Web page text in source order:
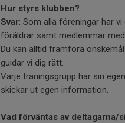
Hur styrs klubben?
Svar: Som alla föreningar har
föräldrar samt medlemmar
Du kan alltid framföra
guidar vi dig rätt.
Varje träningsgrupp har sin
skickar ut egen information.
Vad förväntas av deltagarna/